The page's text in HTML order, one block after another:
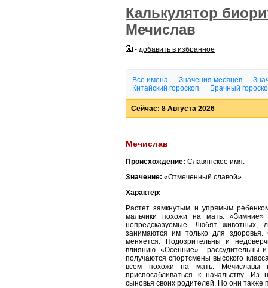
Калькулятор
Мечислав
- добавить в избранное
Все имена Значения месяцев
Китайский гороскоп
Брачный
Сейчас: 8 Августа 2026
Мечислав
Происхождение: Славянское имя.
Значение: «Отмеченный славой»
Характер:
Растет замкнутым и упрямым
мальчики похожи на мать.
непредсказуемые. Любят животных,
занимаются им только для
меняется. Подозрительны и
влиянию. «Осенние» - рассудительны
получаются спортсмены высокого
всем похожи на мать. Мечиславы
приспосабливаться к начальству.
сыновья своих родителей. Но они